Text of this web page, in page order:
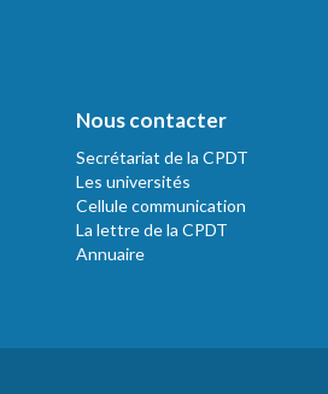
Nous contacter
Secrétariat de la CPDT
Les universités
Cellule communication
La lettre de la CPDT
Annuaire